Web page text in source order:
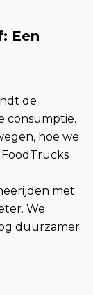
Een
de
consumptie.
hoe we
met
We
duurzamer